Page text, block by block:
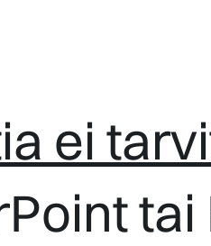
ei
tai